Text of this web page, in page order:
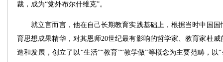
裁，成为“党外布尔什维克”。
就立言而言，他在自己长期教育实践基础上，根据当时中国国
育思想成果精华，对其恩师20世纪最有影响的哲学家、教育家杜
造和发展，创立了以“生活”“教育”“教学做”等概念为主要范畴，以